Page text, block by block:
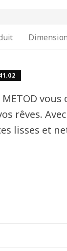
METOD
rêves.
lisses et